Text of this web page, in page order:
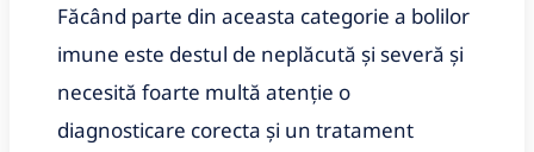
Făcând parte din aceasta categorie a bolilor
imune este destul de neplăcută și severă și
necesită foarte multă atenție o
diagnosticare corecta și un tratament